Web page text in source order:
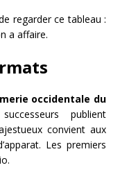
regarder ce tableau :
a affaire.
occidentale du
publient
convient aux
Les premiers